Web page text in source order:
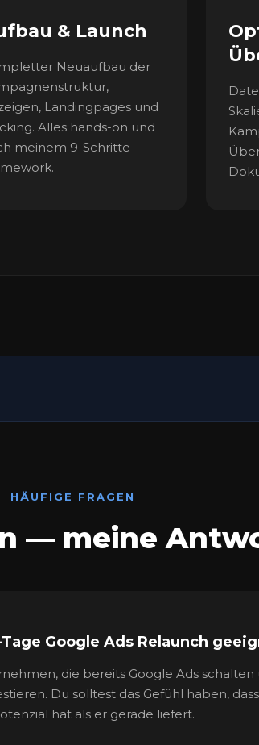
& Launch
Neuaufbau der
Landingpages und
Alles hands-on und
meinem 9-Schritte-
HÄUFIGE FRAGEN
— meine
Google Ads Relaunch
die bereits Google Ads
Du solltest das Gefühl haben,
hat als er gerade liefert.